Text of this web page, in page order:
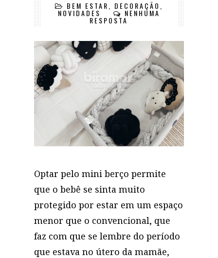
BEM ESTAR DECORAÇÃO
NOVIDADES NENHUMA
RESPOSTA
Optar pelo mini berço permite
que o bebê se sinta muito
protegido por estar em um espaço
menor que o convencional, que
faz com que se lembre do período
que estava no útero da mamãe,